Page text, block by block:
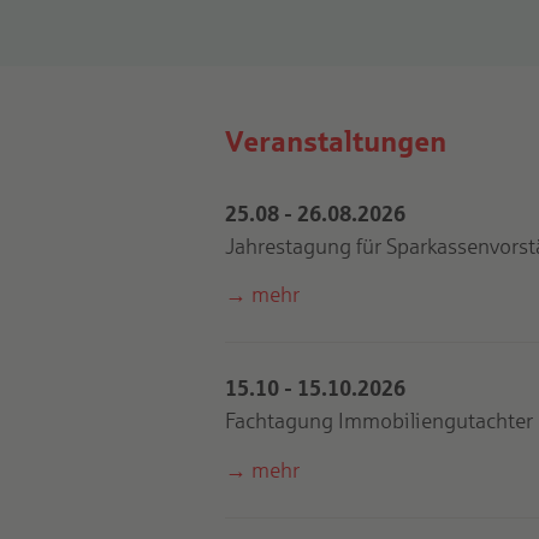
Weitere
Veranstaltungen
25.08 - 26.08.2026
Jahrestagung für
mehr
15.10 - 15.10.2026
Fachtagung Immobiliengutachter
mehr